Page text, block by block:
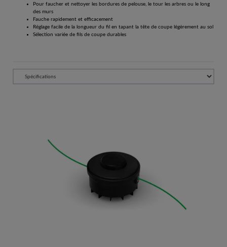
Pour faucher et nettoyer les bordures de pelouse, le tour les arbres ou le long
des murs
Fauche rapidement et efficacement
Réglage facile de la longueur du fil en tapant la tête de coupe légèrement au sol
Sélection variée de fils de coupe durables